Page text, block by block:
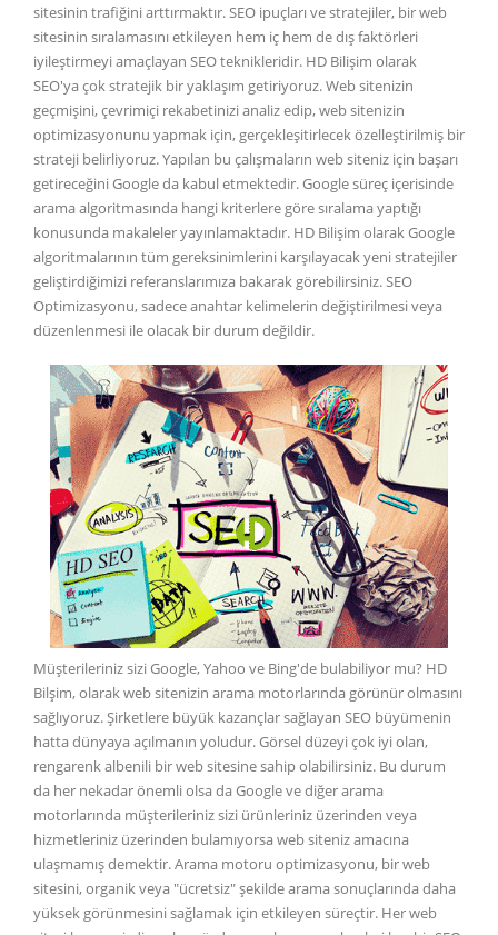
sitesinin trafiğini arttırmaktır. SEO ipuçları ve stratejiler, bir web
sitesinin sıralamasını etkileyen hem iç hem de dış faktörleri
iyileştirmeyi amaçlayan SEO teknikleridir. HD Bilişim olarak
SEO'ya çok stratejik bir yaklaşım getiriyoruz. Web sitenizin
geçmişini, çevrimiçi rekabetinizi analiz edip, web sitenizin
optimizasyonunu yapmak için, gerçekleşitirlecek özelleştirilmiş bir
strateji belirliyoruz. Yapılan bu çalışmaların web siteniz için başarı
getireceğini Google da kabul etmektedir. Google süreç içerisinde
arama algoritmasında hangi kriterlere göre sıralama yaptığı
konusunda makaleler yayınlamaktadır. HD Bilişim olarak Google
algoritmalarının tüm gereksinimlerini karşılayacak yeni stratejiler
geliştirdiğimizi referanslarımıza bakarak görebilirsiniz. SEO
Optimizasyonu, sadece anahtar kelimelerin değiştirilmesi veya
düzenlenmesi ile olacak bir durum değildir.
Müşterileriniz sizi Google, Yahoo ve Bing'de bulabiliyor mu? HD
Bilşim, olarak web sitenizin arama motorlarında görünür olmasını
sağlıyoruz. Şirketlere büyük kazançlar sağlayan SEO büyümenin
hatta dünyaya açılmanın yoludur. Görsel düzeyi çok iyi olan,
rengarenk albenili bir web sitesine sahip olabilirsiniz. Bu durum
da her nekadar önemli olsa da Google ve diğer arama
motorlarında müşterileriniz sizi ürünleriniz üzerinden veya
hizmetleriniz üzerinden bulamıyorsa web siteniz amacına
ulaşmamış demektir. Arama motoru optimizasyonu, bir web
sitesini, organik veya "ücretsiz" şekilde arama sonuçlarında daha
yüksek görünmesini sağlamak için etkileyen süreçtir. Her web